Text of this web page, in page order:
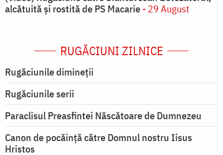
alcătuită și rostită de PS Macarie- 29 August
RUGĂCIUNI ZILNICE
Rugăciunile dimineții
Rugăciunile serii
Paraclisul Preasfintei Născătoare de Dumnezeu
Canon de pocăință către Domnul nostru Iisus
Hristos